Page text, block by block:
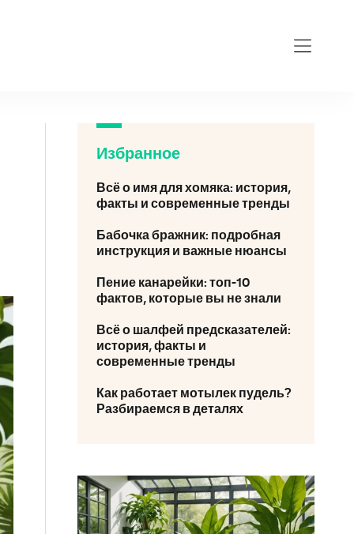
Избранное
Всё о имя для хомяка: история,
факты и современные тренды
Бабочка бражник: подробная
инструкция и важные нюансы
Пение канарейки: топ-10
фактов, которые вы не знали
Всё о шалфей предсказателей:
история, факты и
современные тренды
Как работает мотылек пудель?
Разбираемся в деталях